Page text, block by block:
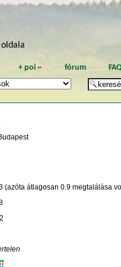
+ poi~ fórum
(azóta átlagosan 0.9 megtalálása